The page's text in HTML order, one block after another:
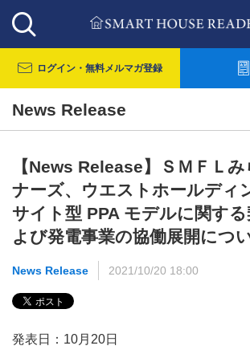
ログイン・ 無料メルマガ登録
News Release
【News Release】ＳＭＦＬ
ナーズ、ウエストホールディ
サイト型 PPA モデルに関す
よび発電事業の協働展開につ
News Release 2021/10/20 18:00
発表日：10月20日